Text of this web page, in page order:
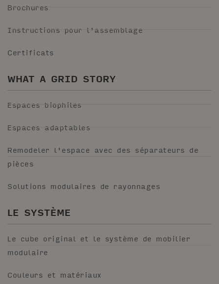
Brochures
Instructions pour l'assemblage
Certificats
WHAT A GRID STORY
Espaces biophiles
Espaces adaptables
Remodeler l'espace avec des séparateurs de
pièces
Solutions modulaires de rayonnages
LE SYSTÈME
Le cube original et le système de mobilier
modulaire
Couleurs et matériaux